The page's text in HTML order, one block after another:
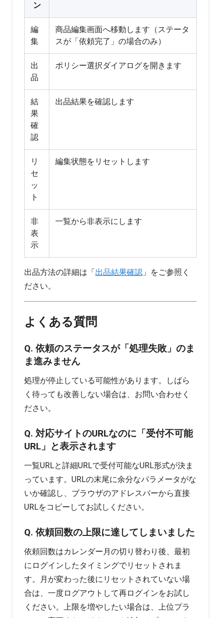
ン
編
集
商品編集画面へ移動します（ステータ
スが「依頼完了」の場合のみ）
出
品
ポリシー選択ダイアログを開きます
結
果
確
認
出品結果を確認します
リ
セ
ッ
ト
編集状態をリセットします
非
表
示
一覧から非表示にします
出品方法の詳細は「出品結果確認 」をご参照く
ださい。
よくある質問
Q. 依頼のステータスが「処理失敗」のま
ま進みません
処理が停止している可能性があります。しばら
く待っても改善しない場合は、お問い合わせく
ださい。
Q. 対応サイトのURLなのに「受付不可能
URL」と表示されます
一覧URLと詳細URLで受付可能なURL形式が決ま
っています。URLの末尾に余分なパラメータがな
いか確認し、ブラウザのアドレスバーから直接
URLをコピーしてお試しください。
Q. 依頼回数の上限に達してしまいました
依頼回数はカレンダー月の切り替わり後、最初
にログインしたタイミングでリセットされま
す。月が変わった後にリセットされていない場
合は、一度ログアウトして再ログインをお試し
ください。上限を増やしたい場合は、上位プラ